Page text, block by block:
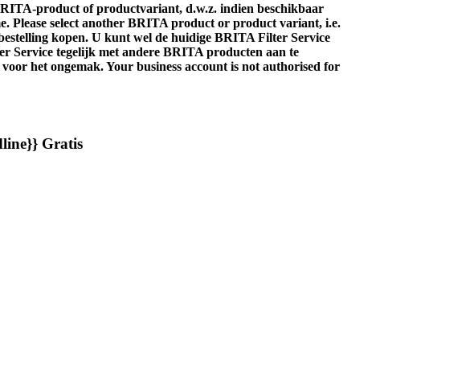
product of productvariant, d.w.z. indien beschikbaar
Please select another BRITA product or product variant, i.e.
kopen. U kunt wel de huidige BRITA Filter Service
Service tegelijk met andere BRITA producten aan te
het ongemak.Your business account is not authorised for
Gratis